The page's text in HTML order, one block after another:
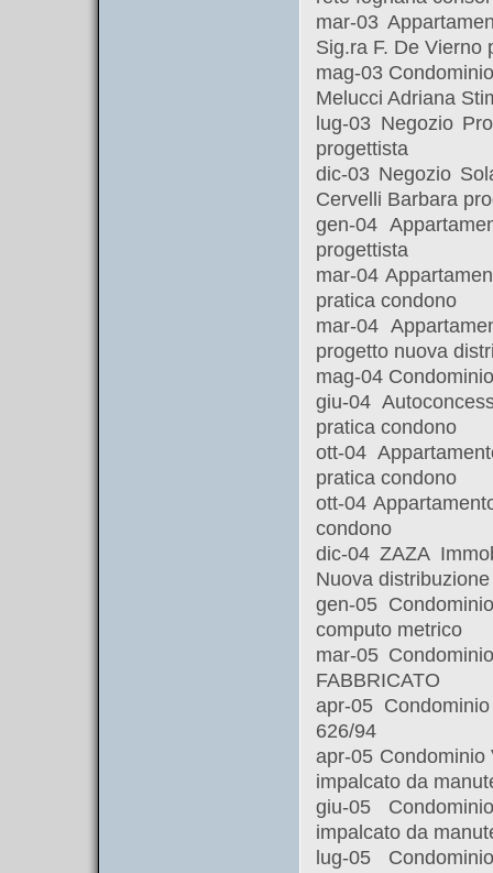
mar-03
Sig.ra F. De Vierno
mag-03
Melucci Adriana
lug-03 Negozio
progettista
dic-03 Negozio
Cervelli Barbara
gen-04
progettista
mar-04
pratica condono
mar-04
progetto nuova
mag-04
giu-04
pratica condono
ott-04
pratica condono
ott-04
condono
dic-04 ZAZA
Nuova
gen-05
computo metrico
mar-05
FABBRICATO
apr-05
626/94
apr-05
impalcato da
giu-05
impalcato da
lug-05